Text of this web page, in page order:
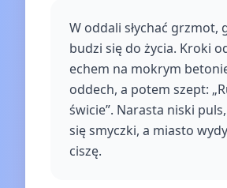
W oddali słychać grzmot,
budzi się do życia. Kroki
echem na mokrym
oddech, a potem szept:
świcie”. Narasta niski
się smyczki, a miasto
ciszę.